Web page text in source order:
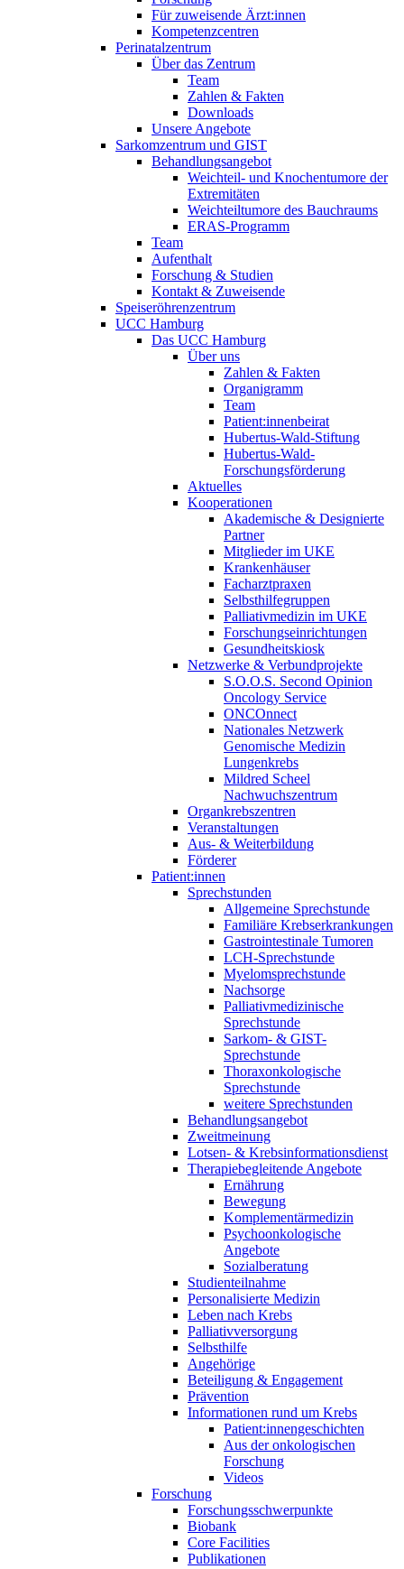
Für zuweisende Ärzt:innen
Kompetenzcentren
Perinatalzentrum
Über das Zentrum
Team
Zahlen & Fakten
Downloads
Unsere Angebote
Sarkomzentrum und GIST
Behandlungsangebot
Weichteil- und Knochentumore der
Extremitäten
Weichteiltumore des Bauchraums
ERAS-Programm
Team
Aufenthalt
Forschung & Studien
Kontakt & Zuweisende
Speiseröhrenzentrum
UCC Hamburg
Das UCC Hamburg
Über uns
Zahlen & Fakten
Organigramm
Team
Patient:innenbeirat
Hubertus-Wald-Stiftung
Hubertus-Wald-
Forschungsförderung
Aktuelles
Kooperationen
Akademische & Designierte
Partner
Mitglieder im UKE
Krankenhäuser
Facharztpraxen
Selbsthilfegruppen
Palliativmedizin im UKE
Forschungseinrichtungen
Gesundheitskiosk
Netzwerke & Verbundprojekte
S.O.O.S. Second Opinion
Oncology Service
ONCOnnect
Nationales Netzwerk
Genomische Medizin
Lungenkrebs
Mildred Scheel
Nachwuchszentrum
Organkrebszentren
Veranstaltungen
Aus- & Weiterbildung
Förderer
Patient:innen
Sprechstunden
Allgemeine Sprechstunde
Familiäre Krebserkrankungen
Gastrointestinale Tumoren
LCH-Sprechstunde
Myelomsprechstunde
Nachsorge
Palliativmedizinische
Sprechstunde
Sarkom- & GIST-
Sprechstunde
Thoraxonkologische
Sprechstunde
weitere Sprechstunden
Behandlungsangebot
Zweitmeinung
Lotsen- & Krebsinformationsdienst
Therapiebegleitende Angebote
Ernährung
Bewegung
Komplementärmedizin
Psychoonkologische
Angebote
Sozialberatung
Studienteilnahme
Personalisierte Medizin
Leben nach Krebs
Palliativversorgung
Selbsthilfe
Angehörige
Beteiligung & Engagement
Prävention
Informationen rund um Krebs
Patient:innengeschichten
Aus der onkologischen
Forschung
Videos
Forschung
Forschungsschwerpunkte
Biobank
Core Facilities
Publikationen